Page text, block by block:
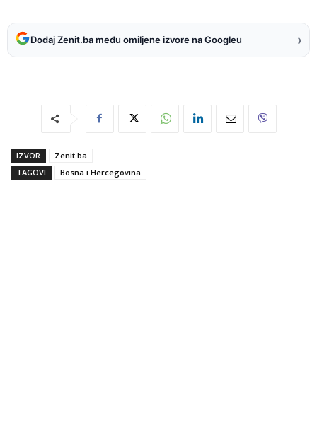
Dodaj Zenit.ba među omiljene izvore na Googleu ›
IZVOR
Zenit.ba
TAGOVI
Bosna i Hercegovina